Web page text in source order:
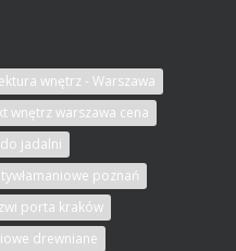
wnętrz - Warszawa
wnętrz warszawa cena
jadalni
poznań
porta kraków
drewniane